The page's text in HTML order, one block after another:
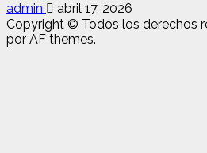
admin
abril 17, 2026
Copyright © Todos los derechos
por AF themes.